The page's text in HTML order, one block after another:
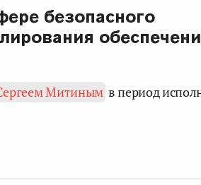
безопасного
Митиным в период